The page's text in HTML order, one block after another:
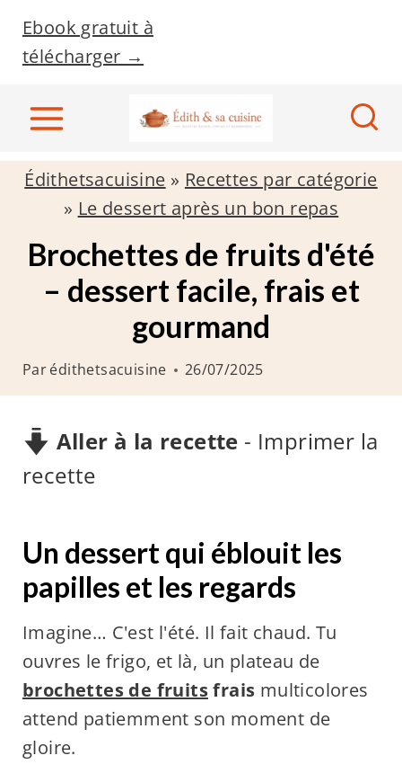
a
Ebook gratuit à
télécharger →
Édithetsacuisine » Recettes par catégorie
» Le dessert après un bon repas
Brochettes de fruits d'été
– dessert facile, frais et
gourmand
Parédithetsacuisine 26/07/2025
Aller à la recette - Imprimer la
recette
Un dessert qui éblouit les
papilles et les regards
Imagine… C'est l'été. Il fait chaud. Tu
ouvres le frigo, et là, un plateau de
brochettes de fruitsfrais multicolores
attend patiemment son moment de
gloire.